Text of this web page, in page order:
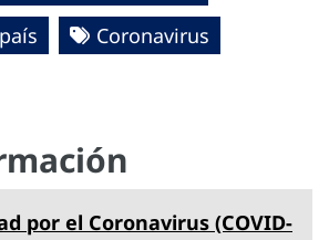
Coronavirus
por el Coronavirus ‎‎(COVID-